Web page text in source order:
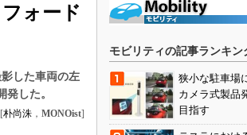
ォード
した車両の左
した。
[朴尚洙 ， MONOist]
モビリティの記事ランキン
狭小な駐車場
カメラ式製品
目指す